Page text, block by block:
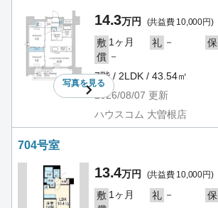
写真を見る
14.3万円 (共益費 10,000円)
敷 1ヶ月 礼 － 保
償 －
7階 / 2LDK / 43.54㎡
2026/08/07 更新
ハウスコム 大曽根店
704号室
13.4万円 (共益費 10,000円)
敷 1ヶ月 礼 － 保